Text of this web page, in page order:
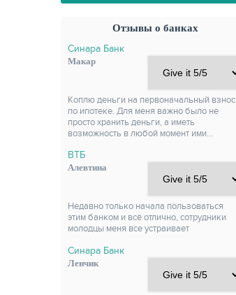
Отзывы о банках
Синара Банк
Макар
Коплю деньги на первоначальный взнос
по ипотеке. Для меня важно было не
просто хранить деньги, а иметь
возможность в любой момент ими…
ВТБ
Алевтина
Недавно только начала пользоваться
этим банком и всё отлично, сотрудники
молодцы меня все устраивает
Синара Банк
Ленчик